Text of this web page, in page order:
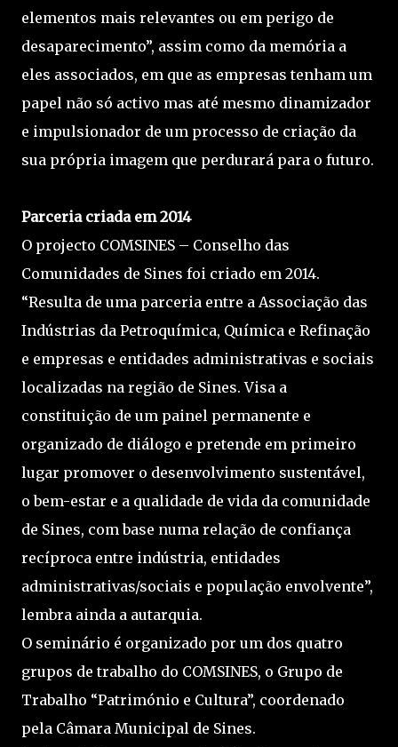
elementos mais relevantes ou em perigo de
desaparecimento”, assim como da memória a
eles associados, em que as empresas tenham um
papel não só activo mas até mesmo dinamizador
e impulsionador de um processo de criação da
sua própria imagem que perdurará para o futuro.
Parceria criada em 2014
O projecto COMSINES – Conselho das
Comunidades de Sines foi criado em 2014.
“Resulta de uma parceria entre a Associação das
Indústrias da Petroquímica, Química e Refinação
e empresas e entidades administrativas e sociais
localizadas na região de Sines. Visa a
constituição de um painel permanente e
organizado de diálogo e pretende em primeiro
lugar promover o desenvolvimento sustentável,
o bem-estar e a qualidade de vida da comunidade
de Sines, com base numa relação de confiança
recíproca entre indústria, entidades
administrativas/sociais e população envolvente”,
lembra ainda a autarquia.
O seminário é organizado por um dos quatro
grupos de trabalho do COMSINES, o Grupo de
Trabalho “Património e Cultura”, coordenado
pela Câmara Municipal de Sines.